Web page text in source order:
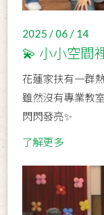
2025 / 06 / 14
💫 小小空間
花蓮家扶有一群
雖然沒有專業教
閃閃發亮✨
了解更多